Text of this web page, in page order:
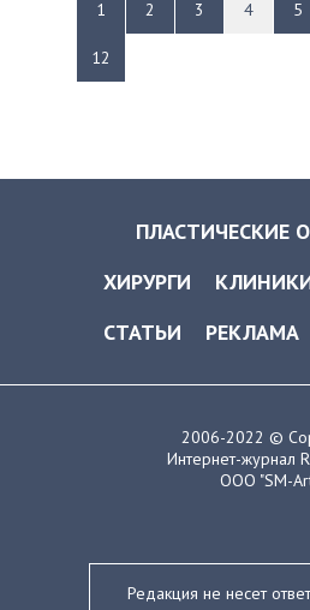
1 2 3 4 5
12
ПЛАСТИЧЕСКИЕ
ХИРУРГИ
СТАТЬИ
РЕКЛАМА
2006-2022 ©
Интернет-журнал
ООО "SM-
Редакция не несет